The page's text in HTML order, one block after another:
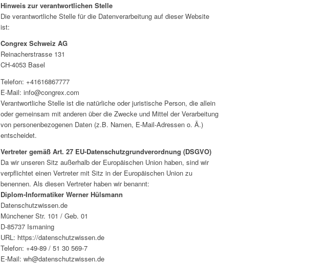
Hinweis zur verantwortlichen Stelle
Die verantwortliche Stelle für die Datenverarbeitung auf dieser Website
ist:
Congrex Schweiz AG
Reinacherstrasse 131
CH-4053 Basel
Telefon: +41616867777
E-Mail: info@congrex.com
Verantwortliche Stelle ist die natürliche oder juristische Person, die allein
oder gemeinsam mit anderen über die Zwecke und Mittel der Verarbeitung
von personenbezogenen Daten (z.B. Namen, E-Mail-Adressen o. Ä.)
entscheidet.
Vertreter gemäß Art. 27 EU-Datenschutzgrundverordnung (DSGVO)
Da wir unseren Sitz außerhalb der Europäischen Union haben, sind wir
verpflichtet einen Vertreter mit Sitz in der Europäischen Union zu
benennen. Als diesen Vertreter haben wir benannt:
Diplom-Informatiker Werner Hülsmann
Datenschutzwissen.de
Münchener Str. 101 / Geb. 01
D-85737 Ismaning
URL: https://datenschutzwissen.de
Telefon: +49-89 / 51 30 569-7
E-Mail: wh@datenschutzwissen.de